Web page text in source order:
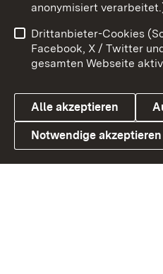
Link zum Landesportal
Benutzungshinweise
Datenschutz
anonymisiert
Drittanbieter-Cookies
Facebook, X / Twitter
gesamten Webseite
Alle akzeptieren
Notwendige akzeptieren